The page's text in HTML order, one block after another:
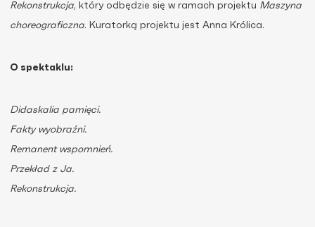
Rekonstrukcja, który odbędzie się w ramach projektu Maszyna
choreograficzna. Kuratorką projektu jest Anna Królica.
O spektaklu:
Didaskalia pamięci.
Fakty wyobraźni.
Remanent wspomnień.
Przekład z Ja.
Rekonstrukcja.